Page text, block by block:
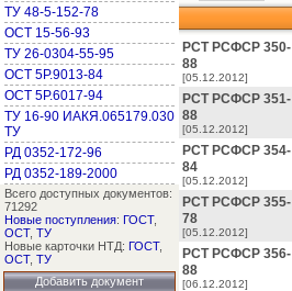
ТУ 48-5-152-78
ОСТ 15-56-93
ТУ 26-0304-55-95
ОСТ 5Р.9013-84
ОСТ 5Р.6017-94
ТУ 16-90 ИАКЯ.065179.030
ТУ
РД 0352-172-96
РД 0352-189-2000
Всего доступных документов:
71292
Новые поступления: ГОСТ,
ОСТ, ТУ
Новые карточки НТД: ГОСТ,
ОСТ, ТУ
Добавить документ
РСТ РСФСР 350-
88
[05.12.2012]
РСТ РСФСР 351-
88
[05.12.2012]
РСТ РСФСР 354-
84
[05.12.2012]
РСТ РСФСР 355-
78
[05.12.2012]
РСТ РСФСР 356-
88
[06.12.2012]